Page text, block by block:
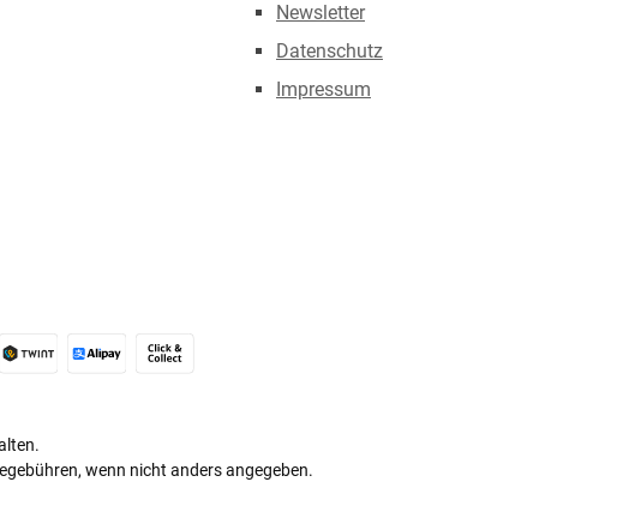
Newsletter
Datenschutz
Impressum
wenn nicht anders angegeben.